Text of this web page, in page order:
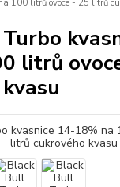
100 litrů ovoce - 25 litrů
litrů